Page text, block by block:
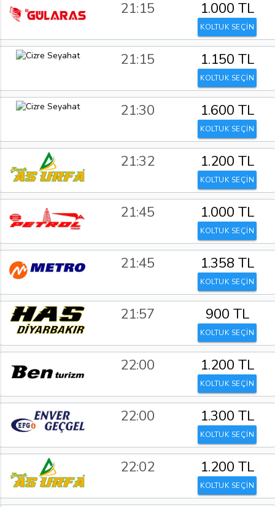
21:15 1.000 TL
KOLTUK SEÇİN
21:15 1.150 TL
KOLTUK SEÇİN
21:30 1.600 TL
KOLTUK SEÇİN
21:32 1.200 TL
KOLTUK SEÇİN
21:45 1.000 TL
KOLTUK SEÇİN
21:45 1.358 TL
KOLTUK SEÇİN
21:57 900 TL
KOLTUK SEÇİN
22:00 1.200 TL
KOLTUK SEÇİN
22:00 1.300 TL
KOLTUK SEÇİN
22:02 1.200 TL
KOLTUK SEÇİN